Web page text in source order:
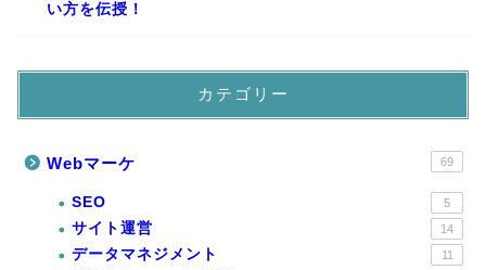
い方を伝授！
カテゴリー
Webマーケ 69
SEO 5
サイト運営 14
データマネジメント 11